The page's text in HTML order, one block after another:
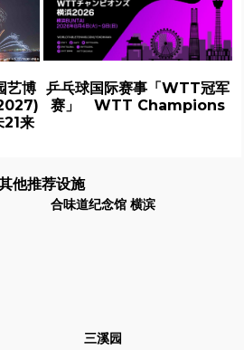
艺博
21来
乒乓球国际赛事「WTT冠军
赛」 WTT Champions
他推荐设施
合味道纪念馆 横滨
三溪园